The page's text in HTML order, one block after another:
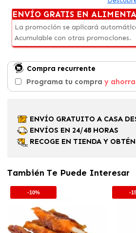
ENVÍO GRATIS EN
La promoción se aplicará
Acumulable con otras promociones.
Compra recurrente
Programa tu compra y ahorra
ENVÍO GRATUITO A CASA
ENVÍOS EN 24/48 HORAS
RECOGE EN TIENDA Y
También Te Puede Interesar
-10% -